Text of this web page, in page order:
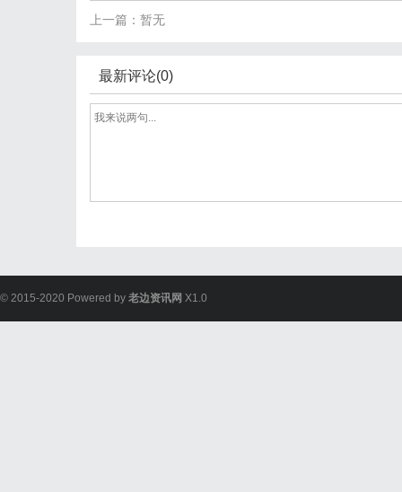
上一篇：暂无
最新评论(0)
© 2015-2020 Powered by 老边资讯网 X1.0